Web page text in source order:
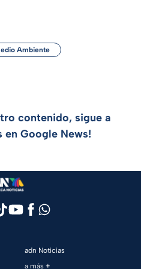
Ambiente
contenido, sigue a
Google News!
adn Noticias
a más +